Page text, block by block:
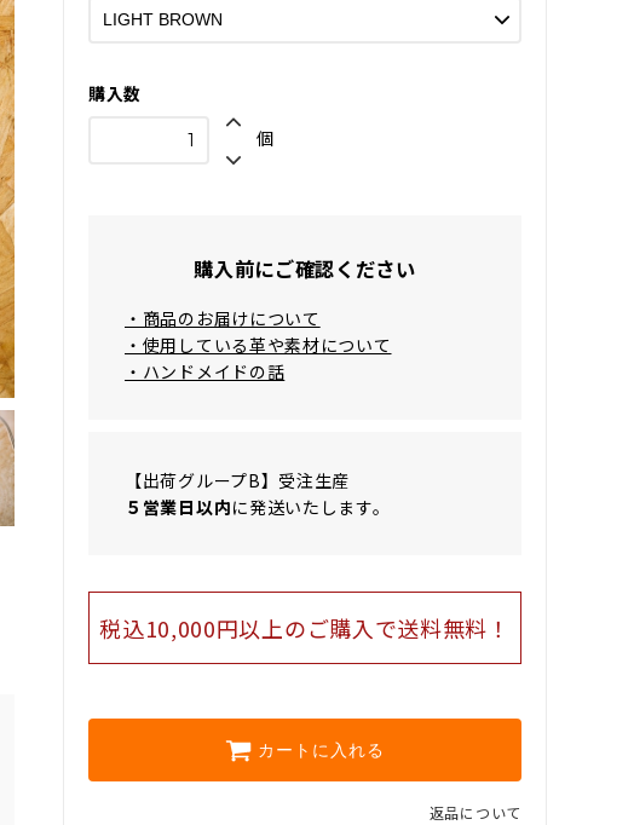
購入数
個
購入前にご確認ください
・商品のお届けについて
・使用している革や素材について
・ハンドメイドの話
【出荷グループB】受注生産
５営業日以内に発送いたします。
税込10,000円以上のご購⼊で送料無料！
カートに入れる
返品について